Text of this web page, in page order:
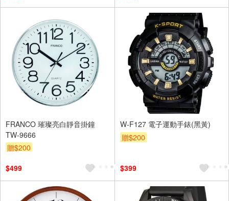
FRANCO 璀璨亮白靜音掛鐘
TW-9666
贈$200
$499
W-F127 電子運動手錶(黑黃)
贈$200
$399